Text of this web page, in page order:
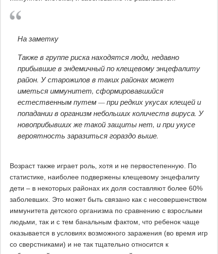
На заметку
Также в группе риска находятся люди, недавно
прибывшие в эндемичный по клещевому энцефалиту
район. У старожилов в таких районах может
иметься иммунитет, сформировавшийся
естественным путем — при редких укусах клещей и
попадании в организм небольших количеств вируса. У
новоприбывших же такой защиты нет, и при укусе
вероятность заразиться гораздо выше.
Возраст также играет роль, хотя и не первостепенную. По
статистике, наиболее подвержены клещевому энцефалиту
дети – в некоторых районах их доля составляют более 60%
заболевших. Это может быть связано как с несовершенством
иммунитета детского организма по сравнению с взрослыми
людьми, так и с тем банальным фактом, что ребенок чаще
оказывается в условиях возможного заражения (во время игр
со сверстниками) и не так тщательно относится к